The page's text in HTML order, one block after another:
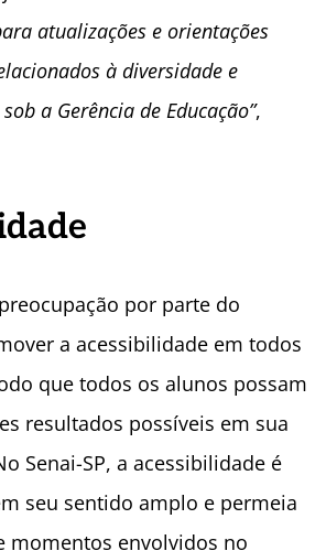
atualizações e orientações
à diversidade e
a Gerência de Educação”,
por parte do
a acessibilidade em todos
que todos os alunos possam
resultados possíveis em sua
Senai-SP, a acessibilidade é
seu sentido amplo e permeia
momentos envolvidos no